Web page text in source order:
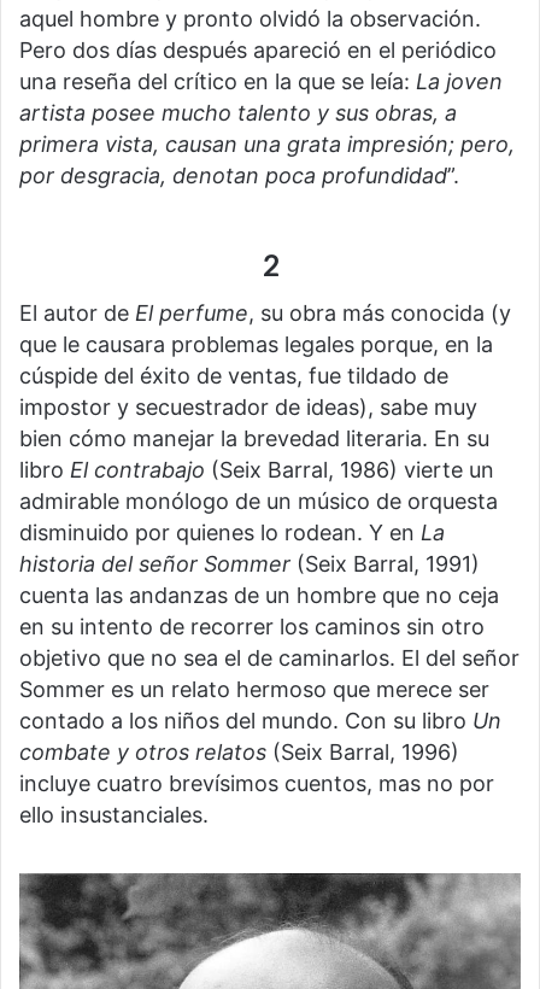
aquel hombre y pronto olvidó la observación.
Pero dos días después apareció en el periódico
una reseña del crítico en la que se leía: La joven
artista posee mucho talento y sus obras, a
primera vista, causan una grata impresión; pero,
por desgracia, denotan poca profundidad”.
2
El autor de El perfume, su obra más conocida (y
que le causara problemas legales porque, en la
cúspide del éxito de ventas, fue tildado de
impostor y secuestrador de ideas), sabe muy
bien cómo manejar la brevedad literaria. En su
libro El contrabajo (Seix Barral, 1986) vierte un
admirable monólogo de un músico de orquesta
disminuido por quienes lo rodean. Y en La
historia del señor Sommer (Seix Barral, 1991)
cuenta las andanzas de un hombre que no ceja
en su intento de recorrer los caminos sin otro
objetivo que no sea el de caminarlos. El del señor
Sommer es un relato hermoso que merece ser
contado a los niños del mundo. Con su libro Un
combate y otros relatos (Seix Barral, 1996)
incluye cuatro brevísimos cuentos, mas no por
ello insustanciales.